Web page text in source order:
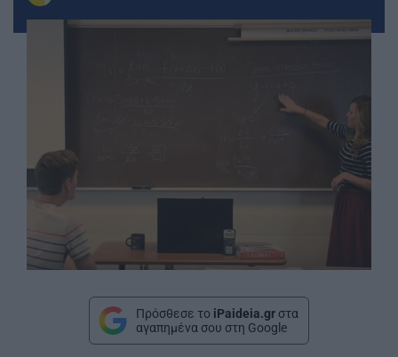
Πρόσθεσε το iPaideia.gr στα
αγαπημένα σου στη Google